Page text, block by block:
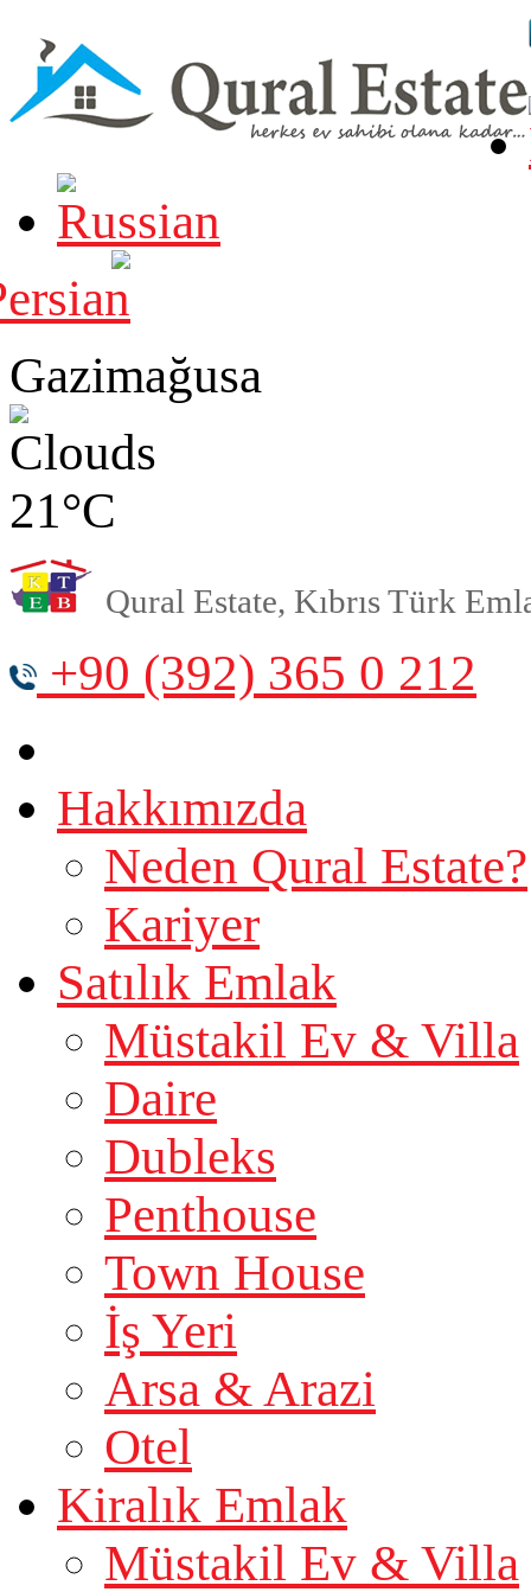
Gazimağusa
21°C
Qural Estate, Kıbrıs Türk
+90 (392) 365 0 212
Hakkımızda
Neden Qural Estate?
Kariyer
Satılık Emlak
Müstakil Ev & Villa
Daire
Dubleks
Penthouse
Town House
İş Yeri
Arsa & Arazi
Otel
Kiralık Emlak
Müstakil Ev & Villa